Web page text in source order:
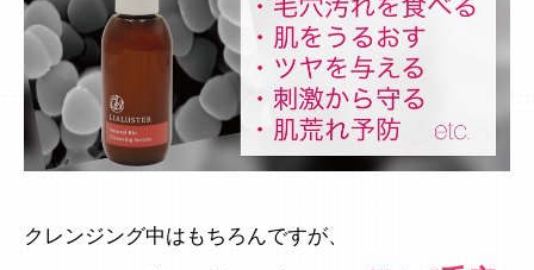
クレンジング中はもちろんですが、